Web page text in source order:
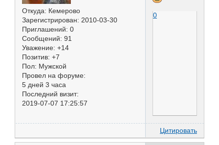
Откуда: Кемерово
Зарегистрирован: 2010-03-30
Приглашений: 0
Сообщений: 91
Уважение: +14
Позитив: +7
Пол: Мужской
Провел на форуме:
5 дней 3 часа
Последний визит:
2019-07-07 17:25:57
0
Цитировать